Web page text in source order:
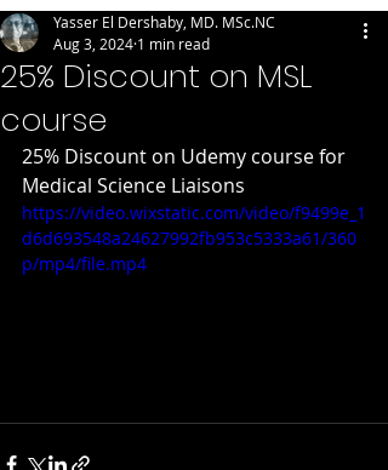
25% Discount on MSL
course
Yasser El Dershaby, MD. MSc.NC
Aug 3, 2024 1 min read
25% Discount on Udemy course for
Medical Science Liaisons
https://video.wixstatic.com/video/f9499e_1
d6d693548a24627992fb953c5333a61/360
p/mp4/file.mp4